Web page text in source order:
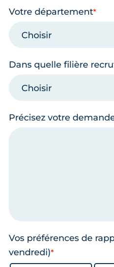
Votre département
Choisir
Dans quelle filière
Choisir
Précisez votre
Vos préférences de
vendredi)